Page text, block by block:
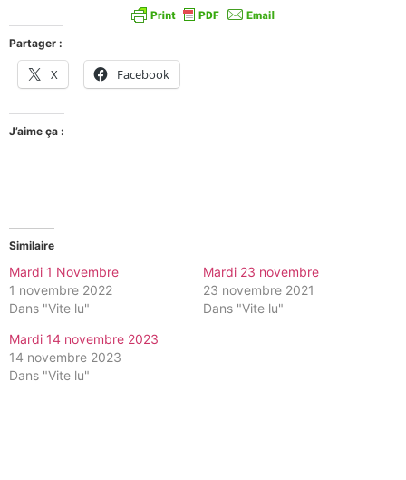
Partager :
X Facebook
J’aime ça :
Similaire
Mardi 1 Novembre
1 novembre 2022
Dans "Vite lu"
Mardi 23 novembre
23 novembre 2021
Dans "Vite lu"
Mardi 14 novembre 2023
14 novembre 2023
Dans "Vite lu"